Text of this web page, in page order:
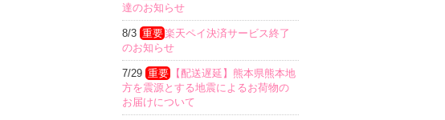
達のお知らせ
8/3 重要楽天ペイ決済サービス終了
のお知らせ
7/29 重要
【配送遅延】熊本県熊本地
方を震源とする地震によるお荷物の
お届けについて